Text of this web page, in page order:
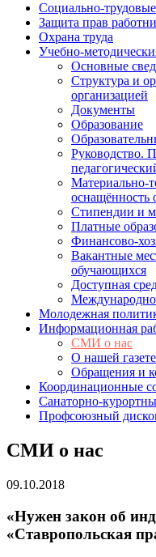
Социально-
Защита прав
Охрана труда
Учебно-
Основные
Структура и
организацией
Документы
Образование
Руководство.
Материально-
оснащённость
Стипендии и
Платные
Финансово-
Вакантные
обучающихся
Доступная
Молодежная
Информационная
СМИ о нас
О нашей газете
Обращения и
Координационные
Санаторно-
Профсоюзный
СМИ о нас
09.10.2018
«Нужен закон об
«Ставропольская